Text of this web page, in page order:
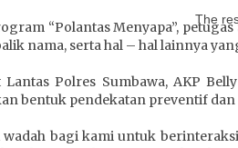
“Polantas Menyapa”,
nama, serta hal – hal lainnya
Lantas Polres Sumbawa, AKP
bentuk pendekatan preventif
wadah bagi kami untuk
The